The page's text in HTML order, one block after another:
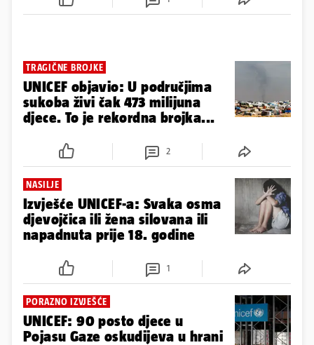
TRAGIČNE BROJKE
UNICEF objavio: U područjima
sukoba živi čak 473 milijuna
djece. To je rekordna brojka...
2
NASILJE
Izvješće UNICEF-a: Svaka osma
djevojčica ili žena silovana ili
napadnuta prije 18. godine
1
PORAZNO IZVJEŠĆE
UNICEF: 90 posto djece u
Pojasu Gaze oskudijeva u hrani